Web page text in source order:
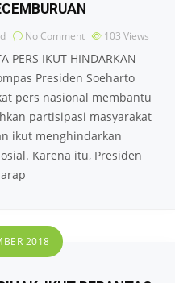
No Comment 103 Views
PERS IKUT HINDARKAN
Presiden Soeharto
pers nasional membantu
partisipasi masyarakat
ikut menghindarkan
Karena itu, Presiden
2018